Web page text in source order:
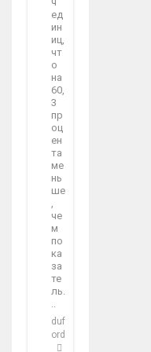
ед
ин
иц,
чт
о
на
60,
3
пр
оц
ен
та
ме
нь
ше
че
м
по
ка
за
те
ль.
duf
ord